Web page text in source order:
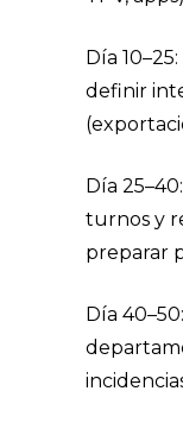
Día
definir
Día
turnos y
preparar
Día